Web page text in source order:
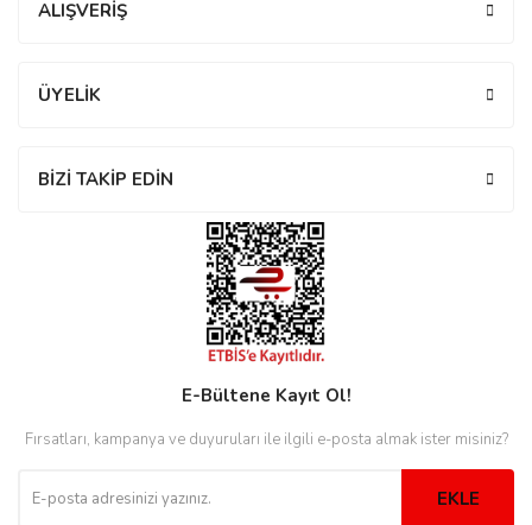
ALIŞVERİŞ
ÜYELİK
BİZİ TAKİP EDİN
E-Bültene Kayıt Ol!
Fırsatları, kampanya ve duyuruları ile ilgili e-posta almak ister misiniz?
EKLE